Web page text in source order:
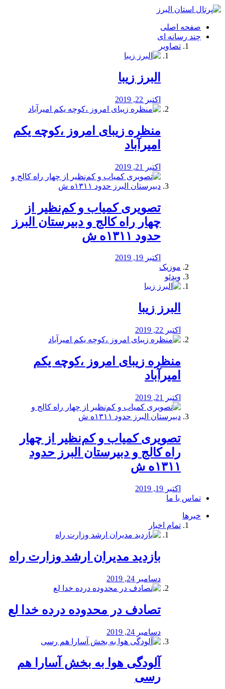
فصد
شرق
تهران
خشکشویی
صفحه اصلی
چند رسانه ای
تصاویر
البرز زیبا
اکتبر 22, 2019
منظره‌‌ زیبای امروز ،کوچه یکم
امیرآباد
اکتبر 21, 2019
️تصویری کمیاب و کم‌نظیر از
چهار راه كالج و دبيرستان البرز
حدود ۱۳۱۱ه ش
اکتبر 19, 2019
موزیک
ویدئو
البرز زیبا
اکتبر 22, 2019
منظره‌‌ زیبای امروز ،کوچه یکم
امیرآباد
اکتبر 21, 2019
️تصویری کمیاب و کم‌نظیر از چهار
راه كالج و دبيرستان البرز حدود
۱۳۱۱ه ش
اکتبر 19, 2019
تماس با ما
خبرها
تمام اخبار
بازدید مدیران ارشد وزارت راه
دسامبر 24, 2019
تصادف در محدوده درده خدا لع
دسامبر 24, 2019
آلودگی هوا به بخش آسارا هم
رسی